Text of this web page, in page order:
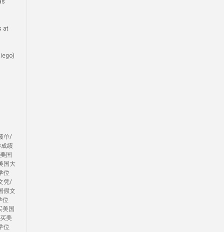
at
单/
绩
国
国大
位
凭/
假文
位
美国
美
位